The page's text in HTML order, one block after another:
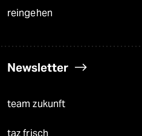
reingehen
Newsletter
team zukunft
taz frisch